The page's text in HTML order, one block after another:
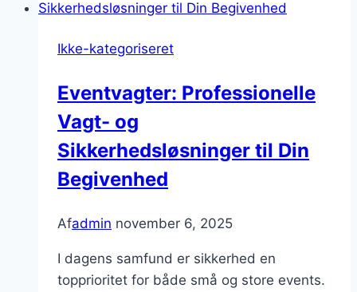
Ikke-kategoriseret
Eventvagter: Professionelle
Vagt- og
Sikkerhedsløsninger til Din
Begivenhed
Afadmin november 6, 2025
I dagens samfund er sikkerhed en
topprioritet for både små og store events.